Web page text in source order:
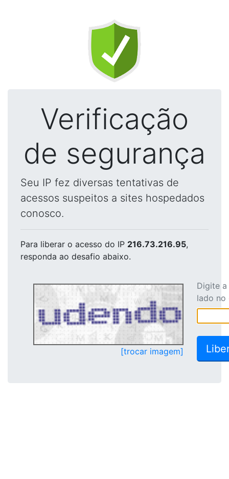
Verificação
de segurança
Seu IP fez diversas tentativas de
acessos suspeitos a sites hospedados
conosco.
Para liberar o acesso do IP 216.73.216.95,
responda ao desafio abaixo.
[trocar imagem]
Digite
lado no